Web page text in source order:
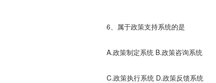
6、属于政策支持系统的是
A.政策制定系统 B.政策咨询系统
C.政策执行系统 D.政策反馈系统